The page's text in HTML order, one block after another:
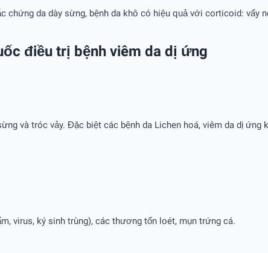
da dày sừng, bệnh da khô có hiệu quả với corticoid: vẩy
điều trị bệnh viêm da dị ứng
và tróc vảy. Đặc biệt các bệnh da Lichen hoá, viêm da dị ứng
virus, ký sinh trùng), các thương tổn loét, mụn trứng cá.